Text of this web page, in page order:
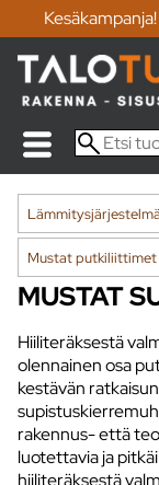
Mustat
MUSTAT
Hiiliteräksestä
olennainen osa
kestävän
rakennus- että
luotettavia ja
hiiliteräksestä